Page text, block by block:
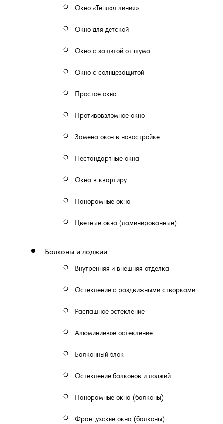
Окно «Тёплая линия»
Окно для детской
Окно с защитой от шума
Окно с солнцезащитой
Простое окно
Противовзломное окно
Замена окон в новостройке
Нестандартные окна
Окна в квартиру
Панорамные окна
Цветные окна (ламинированные)
Балконы и лоджии
Внутренняя и внешняя отделка
Остекление с раздвижными створками
Распашное остекление
Алюминиевое остекление
Балконный блок
Остекление балконов и лоджий
Панорамные окна (балконы)
Французские окна (балконы)